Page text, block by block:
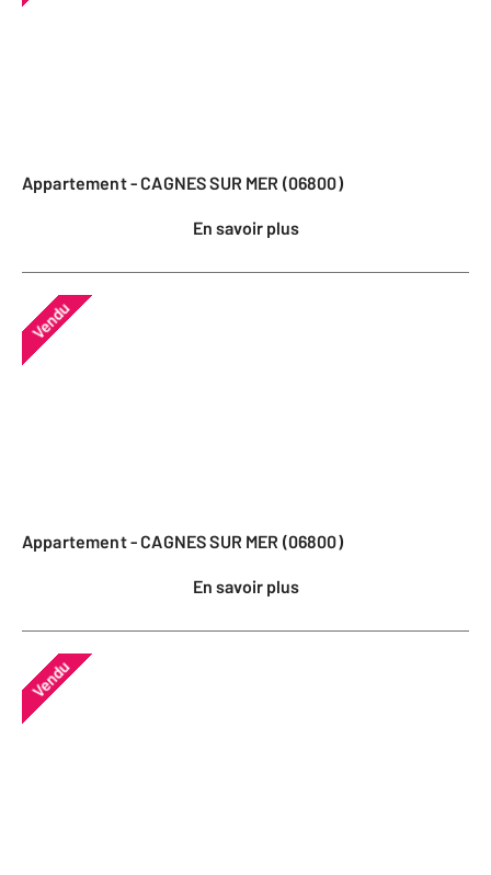
Appartement - CAGNES SUR MER (06800)
En savoir plus
Vendu
Appartement - CAGNES SUR MER (06800)
En savoir plus
Vendu